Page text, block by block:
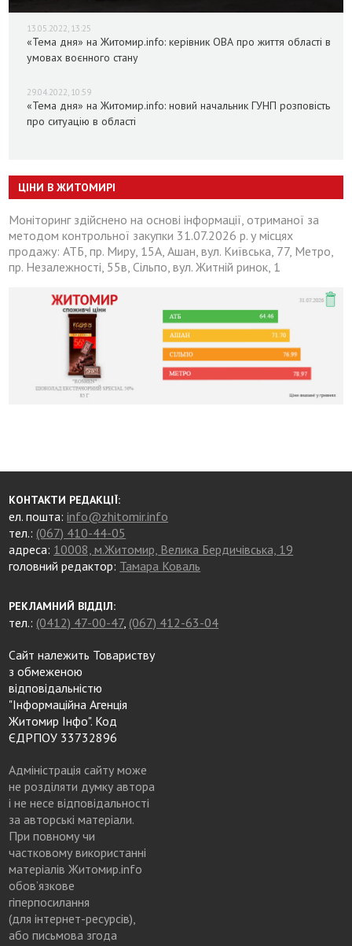
13.05.2022, 13:25
«Тема дня» на Житомир.info: керівник ОВА про життя області в
умовах воєнного стану
29.04.2022, 10:59
«Тема дня» на Житомир.info: новий начальник ГУНП розповість
про ситуацію в області
ЦІНИ В ЖИТОМИРІ
Моніторинг здійснено на основі інформації, отриманої за
методом контрольної закупки 31.07.2026 р. у місцях
продажу: АТБ, пр. Миру, 15А, Ашан, вул. Київська, 77, Метро,
пр. Незалежності, 55в, Сільпо, вул. Житній ринок, 1
КОНТАКТИ РЕДАКЦІЇ:
ел. пошта:info@zhitomir.info
тел.: (067) 410-44-05
адреса: 10008, м.Житомир, Велика Бердичівська, 19
головний редактор: Тамара Коваль
РЕКЛАМНИЙ ВІДДІЛ:
тел.: (0412) 47-00-47, (067) 412-63-04
Сайт належить Товариству
з обмеженою
відповідальністю
"Інформаційна Агенція
Житомир Інфо". Код
ЄДРПОУ 33732896
Адміністрація сайту може
не розділяти думку автора
і не несе відповідальності
за авторські матеріали.
При повному чи
частковому використанні
матеріалів Житомир.info
обов’язкове
гіперпосилання
(для інтернет-ресурсів),
або письмова згода